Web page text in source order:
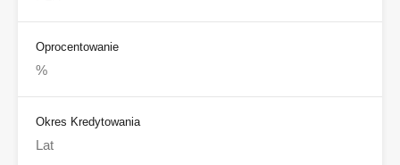
Oprocentowanie
Okres Kredytowania